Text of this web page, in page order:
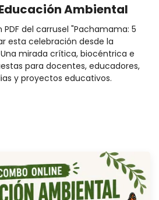
Ambiental
del carrusel "Pachamama: 5
esta celebración desde la
mirada crítica, biocéntrica e
para docentes, educadores,
y proyectos educativos.